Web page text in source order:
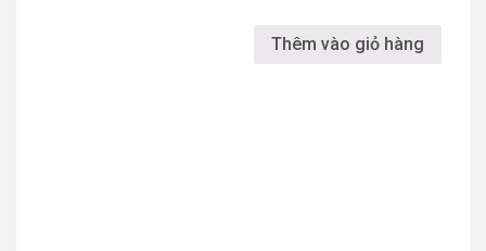
Thêm vào giỏ hàng